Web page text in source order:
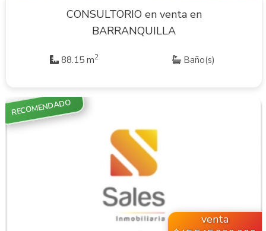
CONSULTORIO en venta en
BARRANQUILLA
88.15 m2 Baño(s)
VER INMUEBLE
RECOMENDADO
venta